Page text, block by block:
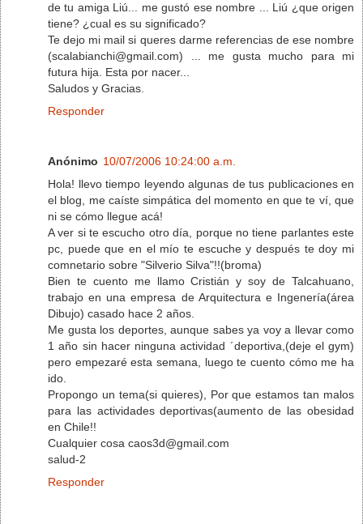
de tu amiga Liú... me gustó ese nombre ... Liú ¿que origen
tiene? ¿cual es su significado?
Te dejo mi mail si queres darme referencias de ese nombre
(scalabianchi@gmail.com) ... me gusta mucho para mi
futura hija. Esta por nacer...
Saludos y Gracias.
Responder
Anónimo 10/07/2006 10:24:00 a.m.
Hola! llevo tiempo leyendo algunas de tus publicaciones en
el blog, me caíste simpática del momento en que te ví, que
ni se cómo llegue acá!
A ver si te escucho otro día, porque no tiene parlantes este
pc, puede que en el mío te escuche y después te doy mi
comnetario sobre "Silverio Silva"!!(broma)
Bien te cuento me llamo Cristián y soy de Talcahuano,
trabajo en una empresa de Arquitectura e Ingenería(área
Dibujo) casado hace 2 años.
Me gusta los deportes, aunque sabes ya voy a llevar como
1 año sin hacer ninguna actividad ´deportiva,(deje el gym)
pero empezaré esta semana, luego te cuento cómo me ha
ido.
Propongo un tema(si quieres), Por que estamos tan malos
para las actividades deportivas(aumento de las obesidad
en Chile!!
Cualquier cosa caos3d@gmail.com
salud-2
Responder